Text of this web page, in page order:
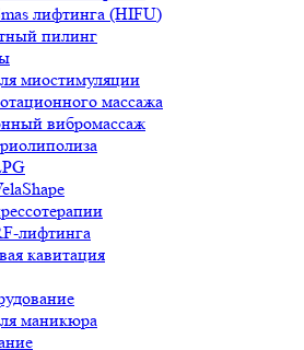
лифтинга (HIFU)
пилинг
миостимуляции
массажа
вибромассаж
лифтинга
кавитация
маникюра